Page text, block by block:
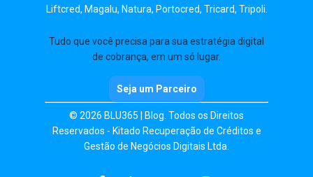
Liftcred, Magalu, Natura, Portocred, Tricard, Tripoli.
Tudo que você precisa para sua estratégia digital
de cobrança, em um só lugar.
Seja um Parceiro
© 2026 BLU365 | Blog. Todos os Direitos
Reservados - Kitado Recuperação de Créditos e
Gestão de Negócios Digitais Ltda.